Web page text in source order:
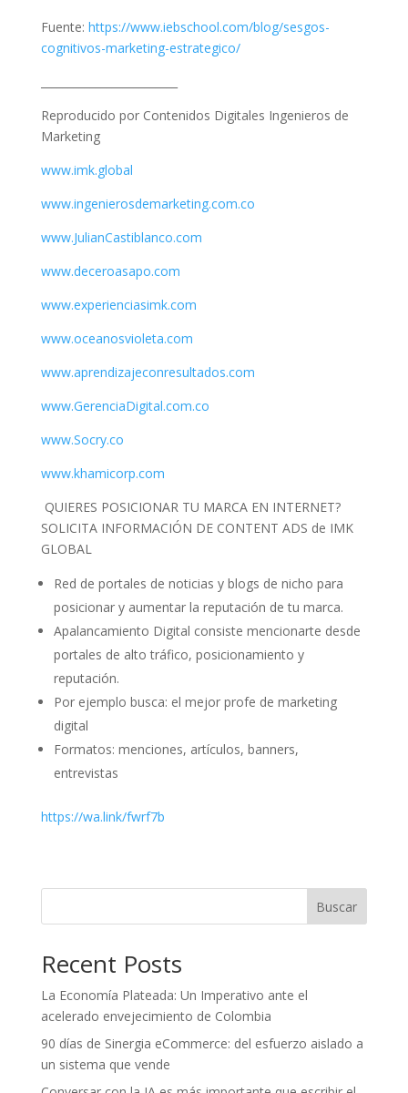
Fuente: https://www.iebschool.com/blog/sesgos-
cognitivos-marketing-estrategico/
Reproducido por Contenidos Digitales Ingenieros de
Marketing
www.imk.global
www.ingenierosdemarketing.com.co
www.JulianCastiblanco.com
www.deceroasapo.com
www.experienciasimk.com
www.oceanosvioleta.com
www.aprendizajeconresultados.com
www.GerenciaDigital.com.co
www.Socry.co
www.khamicorp.com
QUIERES POSICIONAR TU MARCA EN INTERNET?
SOLICITA INFORMACIÓN DE CONTENT ADS de IMK
GLOBAL
Red de portales de noticias y blogs de nicho para
posicionar y aumentar la reputación de tu marca.
Apalancamiento Digital consiste mencionarte desde
portales de alto tráfico, posicionamiento y
reputación.
Por ejemplo busca: el mejor profe de marketing
digital
Formatos: menciones, artículos, banners,
entrevistas
https://wa.link/fwrf7b
Buscar
Recent Posts
La Economía Plateada: Un Imperativo ante el
acelerado envejecimiento de Colombia
90 días de Sinergia eCommerce: del esfuerzo aislado a
un sistema que vende